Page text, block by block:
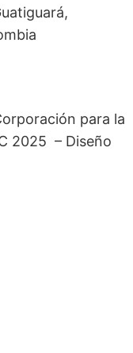
para la
2025 – Diseño